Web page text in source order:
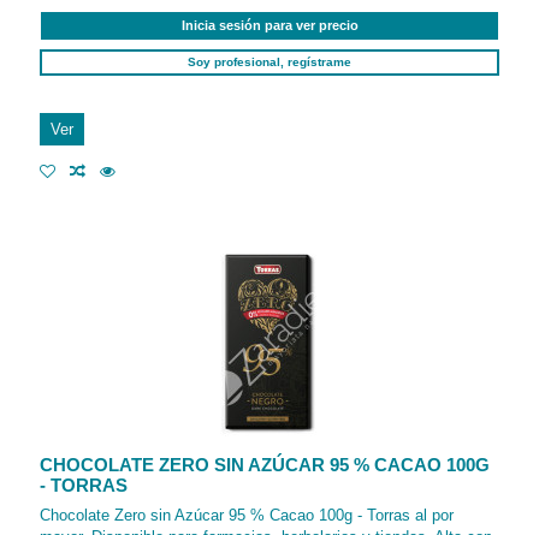
Inicia sesión para ver precio
Soy profesional, regístrame
Ver
CHOCOLATE ZERO SIN AZÚCAR 95 % CACAO 100G
- TORRAS
Chocolate Zero sin Azúcar 95 % Cacao 100g - Torras al por